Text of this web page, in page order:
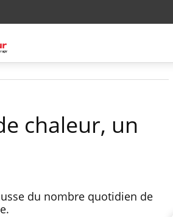
chaleur, un
du nombre quotidien de